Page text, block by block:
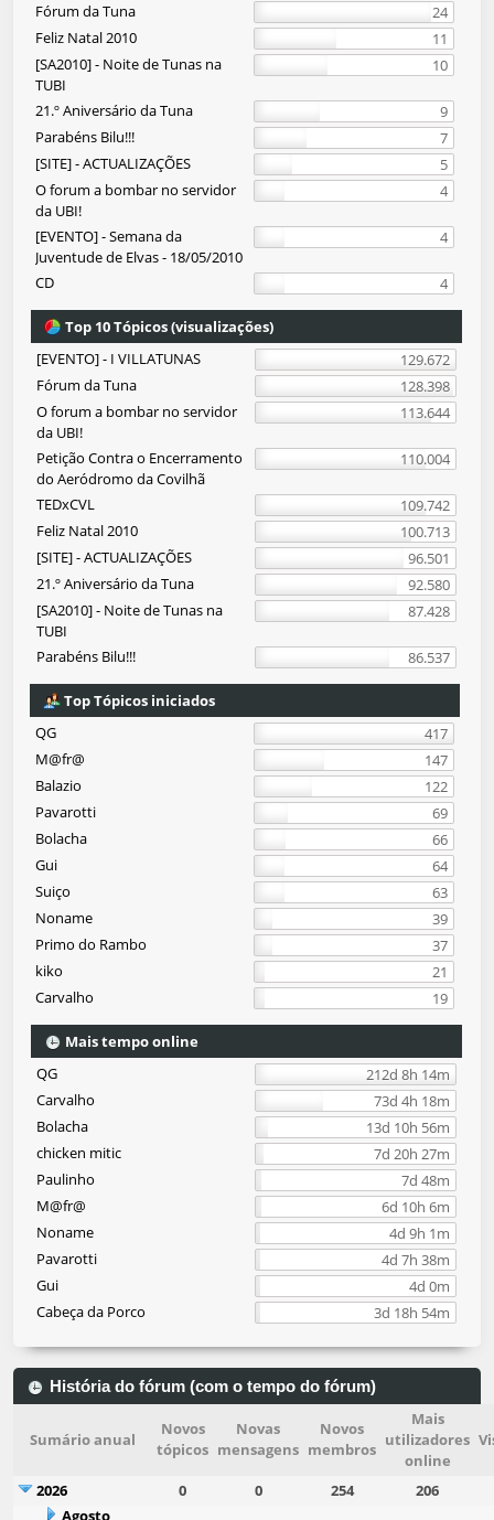
Fórum da Tuna
24
Feliz Natal 2010
11
[SA2010] - Noite de Tunas na
TUBI
10
21.º Aniversário da Tuna
9
Parabéns Bilu!!!
7
[SITE] - ACTUALIZAÇÕES
5
O forum a bombar no servidor
da UBI!
4
[EVENTO] - Semana da
Juventude de Elvas - 18/05/2010
4
CD 4
Top 10 Tópicos (visualizações)
[EVENTO] - I VILLATUNAS
129.672
Fórum da Tuna
128.398
O forum a bombar no servidor
da UBI!
113.644
Petição Contra o Encerramento
do Aeródromo da Covilhã
110.004
TEDxCVL
109.742
Feliz Natal 2010
100.713
[SITE] - ACTUALIZAÇÕES
96.501
21.º Aniversário da Tuna
92.580
[SA2010] - Noite de Tunas na
TUBI
87.428
Parabéns Bilu!!! 86.537
Top Tópicos iniciados
QG
417
M@fr@
147
Balazio
122
Pavarotti
69
Bolacha
66
Gui
64
Suiço
63
Noname
39
Primo do Rambo
37
kiko
21
Carvalho
19
Mais tempo online
QG
212d 8h 14m
Carvalho
73d 4h 18m
Bolacha
13d 10h 56m
chicken mitic
7d 20h 27m
Paulinho
7d 48m
M@fr@
6d 10h 6m
Noname
4d 9h 1m
Pavarotti
4d 7h 38m
Gui
4d 0m
Cabeça da Porco
3d 18h 54m
História do fórum (com o tempo do fórum)
Sumário anual
Novos
tópicos
Novas
mensagens
Novos
membros
Mais
utilizadores
online
2026 0 0 254
206
Agosto